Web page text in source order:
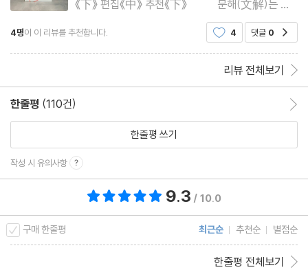
《下》 편집《中》 추천《下》 문해(文解)는 한
자어 그대로 문자를 읽고 쓸 수 있는 능력을 말한다.
말하기, 듣기, 읽기, 쓰기의 모든 언어적 영역은 다 포
4명이 이 리뷰를 추천합니다. 4 댓글 0
리뷰 전체보기
한줄평 (110건)
한줄평 쓰기
작성 시 유의사항
9.3 / 10.0
구매 한줄평 최근순 추천순 별점순
한줄평 전체보기